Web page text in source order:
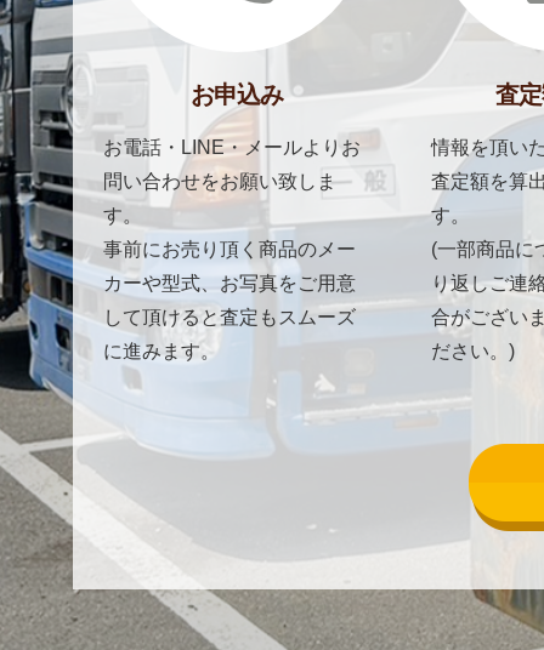
お申込み
お電話・LINE・メールよりお
問い合わせをお願い致しま
す。
事前にお売り頂く商品のメー
カーや型式、お写真をご用意
して頂けると査定もスムーズ
に進みます。
査
情報を頂い
査定額を算
す。
(一部商品に
り返しご連
合がござい
ださい。)